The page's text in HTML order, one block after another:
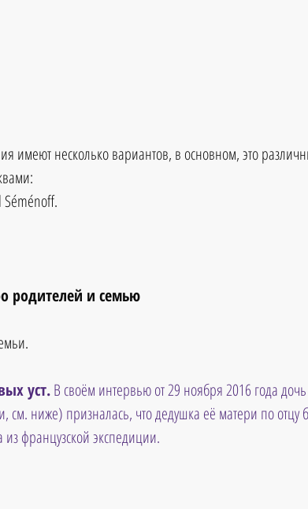
имеют несколько вариантов, в основном, это
родителей и семью
уст. В своём интервью от 29 ноября 2016 года
см. ниже) призналась, что дедушка её матери по отцу
французской экспедиции.